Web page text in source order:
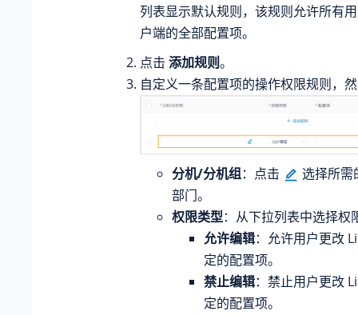
列表显示默认规则，该规则允许所有
户端的全部配置项。
点击 添加规则。
自定义一条配置项的操作权限规则，
分机/分机组：点击
选择所需
部门。
权限类型：从下拉列表中选择权
允许编辑：允许用户更改
定的配置项。
禁止编辑：禁止用户更改
定的配置项。